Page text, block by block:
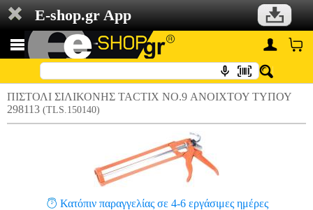
E-shop.gr App
ΠΙΣΤΟΛΙ ΣΙΛΙΚΟΝΗΣ TACTIX NO.9 ΑΝΟΙΧΤΟΥ ΤΥΠΟΥ
298113 (TLS.150140)
Κατόπιν παραγγελίας σε 4-6 εργάσιμες ημέρες